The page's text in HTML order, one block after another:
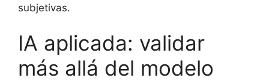
subjetivas.
IA aplicada: validar
más allá del modelo